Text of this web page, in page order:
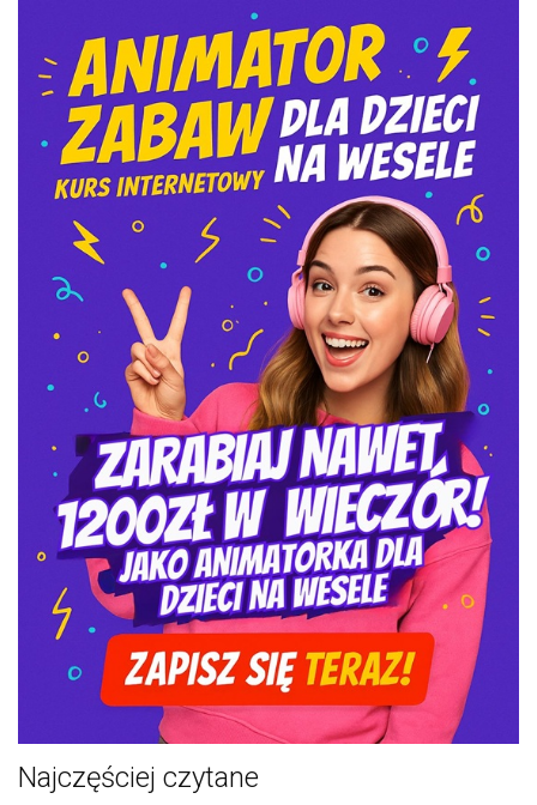
Najczęściej czytane